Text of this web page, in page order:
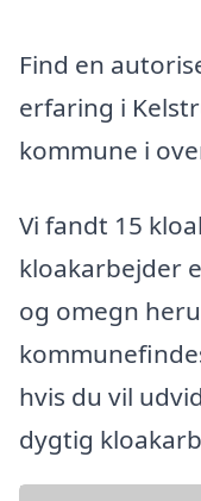
Find en
erfaring i
kommune i
Vi fandt 15
kloakarbejder
og omegn
hvis du vil
dygtig